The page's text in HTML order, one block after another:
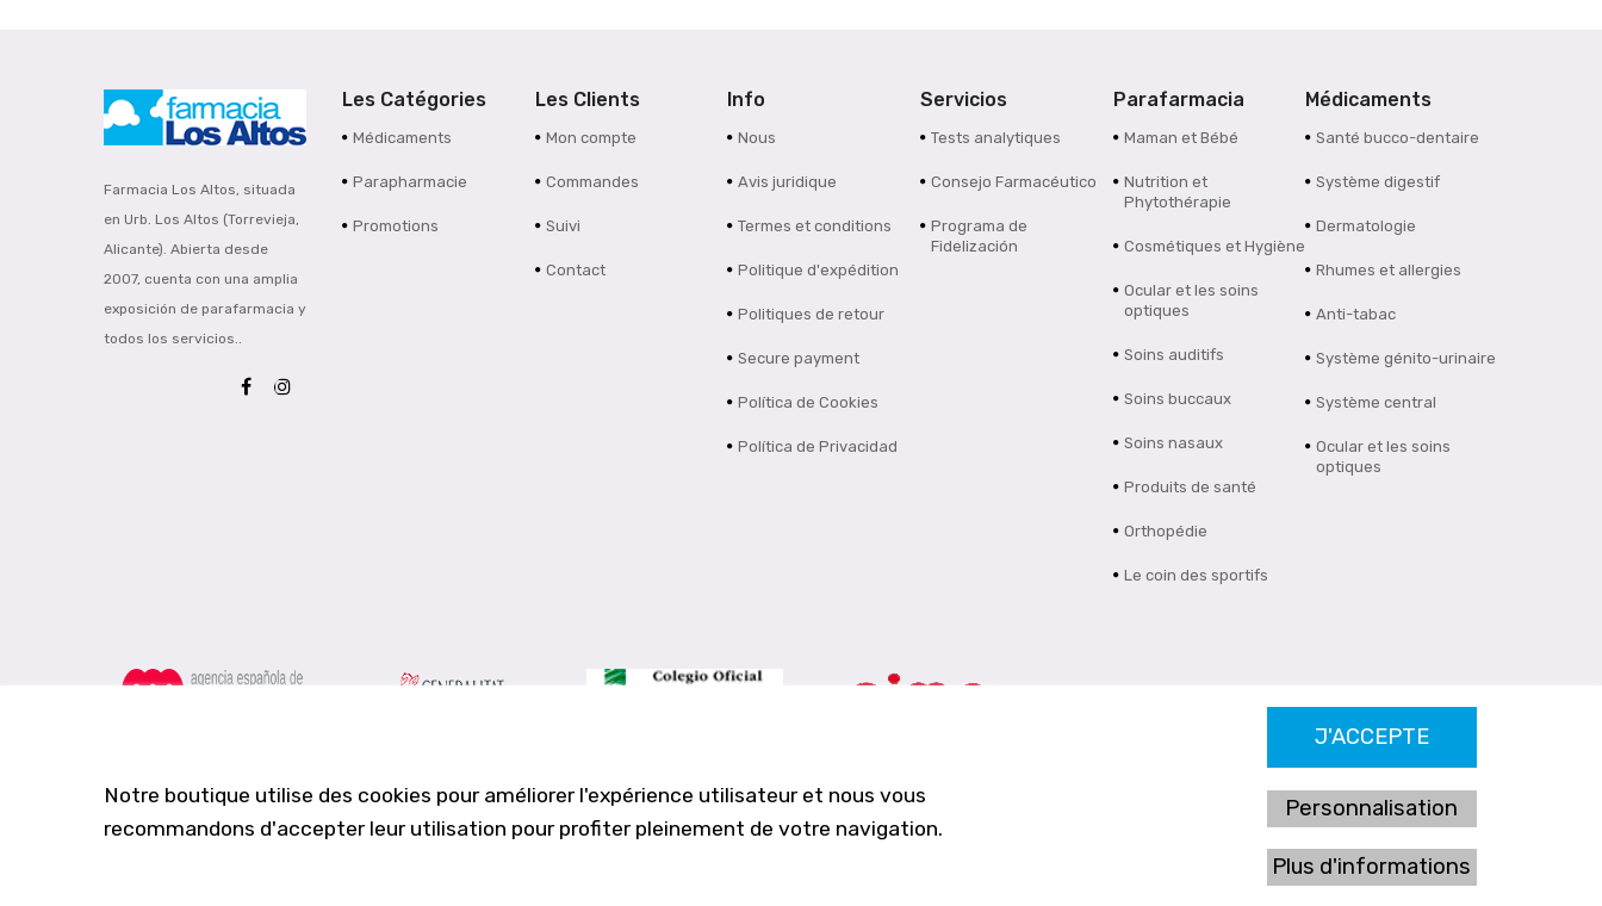
Notre boutique utilise des cookies pour améliorer l'expérience utilisateur et nous vous
recommandons d'accepter leur utilisation pour profiter pleinement de votre navigation.
J'ACCEPTE
Personnalisation
Plus d'informations
Farmacia Los Altos, situada
en Urb. Los Altos (Torrevieja,
Alicante). Abierta desde
2007, cuenta con una amplia
exposición de parafarmacia y
todos los servicios..
Les Catégories
Médicaments
Parapharmacie
Promotions
Les Clients
Mon compte
Commandes
Suivi
Contact
Info
Nous
Avis juridique
Termes et conditions
Politique d'expédition
Politiques de retour
Secure payment
Política de Cookies
Política de Privacidad
Servicios
Tests analytiques
Consejo Farmacéutico
Programa de
Fidelización
Parafarmacia
Maman et Bébé
Nutrition et
Phytothérapie
Cosmétiques et Hygiène
Ocular et les soins
optiques
Soins auditifs
Soins buccaux
Soins nasaux
Produits de santé
Orthopédie
Le coin des sportifs
Médicaments
Santé bucco-dentaire
Système digestif
Dermatologie
Rhumes et allergies
Anti-tabac
Système génito-urinaire
Système central
Ocular et les soins
optiques
Farmacia Los Altos nº756
N. Col. Colegio Oficial de Farmacéuticos de Alicante 4327